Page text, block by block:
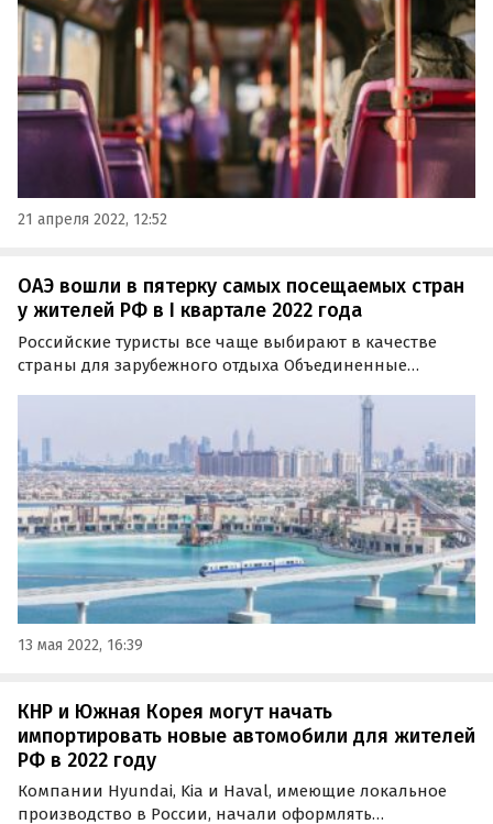
21 апреля 2022, 12:52
ОАЭ вошли в пятерку самых посещаемых стран
у жителей РФ в I квартале 2022 года
Российские туристы все чаще выбирают в качестве
страны для зарубежного отдыха Объединенные
TourDom.ru со ссылкой на свежий квартальный отчет
пограничной службы ФСБ.
13 мая 2022, 16:39
КНР и Южная Корея могут начать
импортировать новые автомобили для жителей
РФ в 2022 году
Компании Hyundai, Kia и Haval, имеющие локальное
производство в России, начали оформлять